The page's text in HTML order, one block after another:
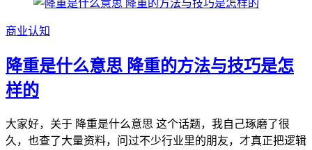
商业认知
降重是什么意思 降重的方法与技巧是怎
样的
大家好，关于 降重是什么意思 这个话题，我自己琢磨了很
久，也查了大量资料，问过不少行业里的朋友，才真正把逻辑